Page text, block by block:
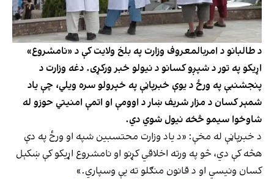
د طالبانو د امربالمعروف وزارت په بلخ ولایت کې د «نامشروع»
اړیکو په تور د شپږو کسانو د نیولو خبر ورکړی. دغه وزارت د
پنجشنبې په ورځ د یوې خبرپاڼې په خپرولو سره ویلي، چې یاد
شمېر کسان د مزار شریف ښار د اوومې او اتمې امنیتي حوزو له
شاوخوا سیمو څخه نیول شوي دي.
د خبرپاڼې له مخې: «د یاد وزارت محتسبین شپه او ورځ په دې
هڅه کې دي، څو په ورته اخلاقي کړنو او نامشروع اړیکو کې ښکېل
کسان ونیسي او د قانون منګلو ته یې وسپاري.»